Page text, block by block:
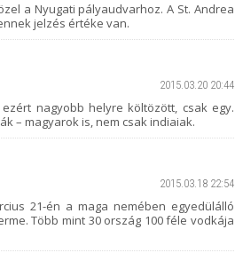
a Nyugati pályaudvarhoz. A St. Andrea
jelzés értéke van.
2015.03.20 20:44
nagyobb helyre költözött, csak egy.
– magyarok is, nem csak indiaiak.
2015.03.18 22:54
21-én a maga nemében egyedülálló
Több mint 30 ország 100 féle vodkája